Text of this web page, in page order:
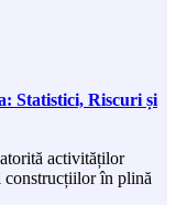
Statistici, Riscuri și
activităților
construcțiilor în plină